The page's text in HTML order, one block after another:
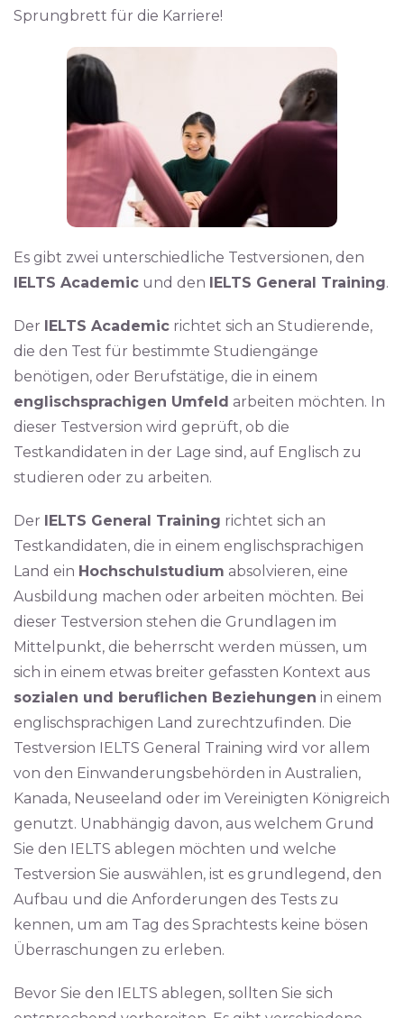
Sprungbrett für die Karriere!
Es gibt zwei unterschiedliche Testversionen, den
IELTS Academic und den IELTS General Training.
Der IELTS Academic richtet sich an Studierende,
die den Test für bestimmte Studiengänge
benötigen, oder Berufstätige, die in einem
englischsprachigen Umfeld arbeiten möchten. In
dieser Testversion wird geprüft, ob die
Testkandidaten in der Lage sind, auf Englisch zu
studieren oder zu arbeiten.
Der IELTS General Training richtet sich an
Testkandidaten, die in einem englischsprachigen
Land ein Hochschulstudium absolvieren, eine
Ausbildung machen oder arbeiten möchten. Bei
dieser Testversion stehen die Grundlagen im
Mittelpunkt, die beherrscht werden müssen, um
sich in einem etwas breiter gefassten Kontext aus
sozialen und beruflichen Beziehungen in einem
englischsprachigen Land zurechtzufinden. Die
Testversion IELTS General Training wird vor allem
von den Einwanderungsbehörden in Australien,
Kanada, Neuseeland oder im Vereinigten Königreich
genutzt. Unabhängig davon, aus welchem Grund
Sie den IELTS ablegen möchten und welche
Testversion Sie auswählen, ist es grundlegend, den
Aufbau und die Anforderungen des Tests zu
kennen, um am Tag des Sprachtests keine bösen
Überraschungen zu erleben.
Bevor Sie den IELTS ablegen, sollten Sie sich